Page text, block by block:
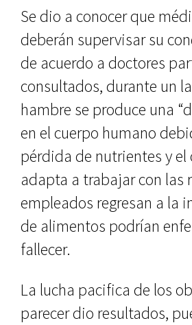
Se dio a conocer que
deberán supervisar su
de acuerdo a doctores
consultados, durante un
hambre se produce una
en el cuerpo humano
pérdida de nutrientes y el
adapta a trabajar con las
empleados regresan a la
de alimentos podrían
fallecer.
La lucha pacifica de los
parecer dio resultados,